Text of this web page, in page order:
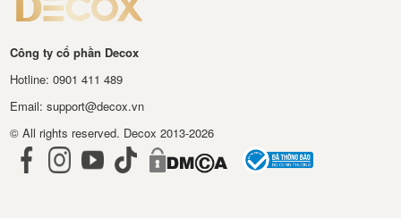
Công ty cổ phần Decox
Hotline: 0901 411 489
Email: support@decox.vn
© All rights reserved. Decox 2013-2026